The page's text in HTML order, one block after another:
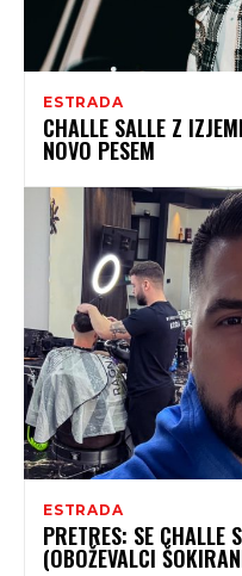
ESTRADA
CHALLE SALLE Z
NOVO PESEM
ESTRADA
PRETRES: SE CHALLE
(OBOŽEVALCI